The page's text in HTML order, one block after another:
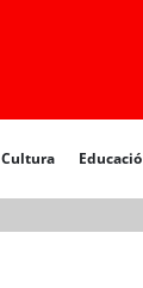
Cultura Educació